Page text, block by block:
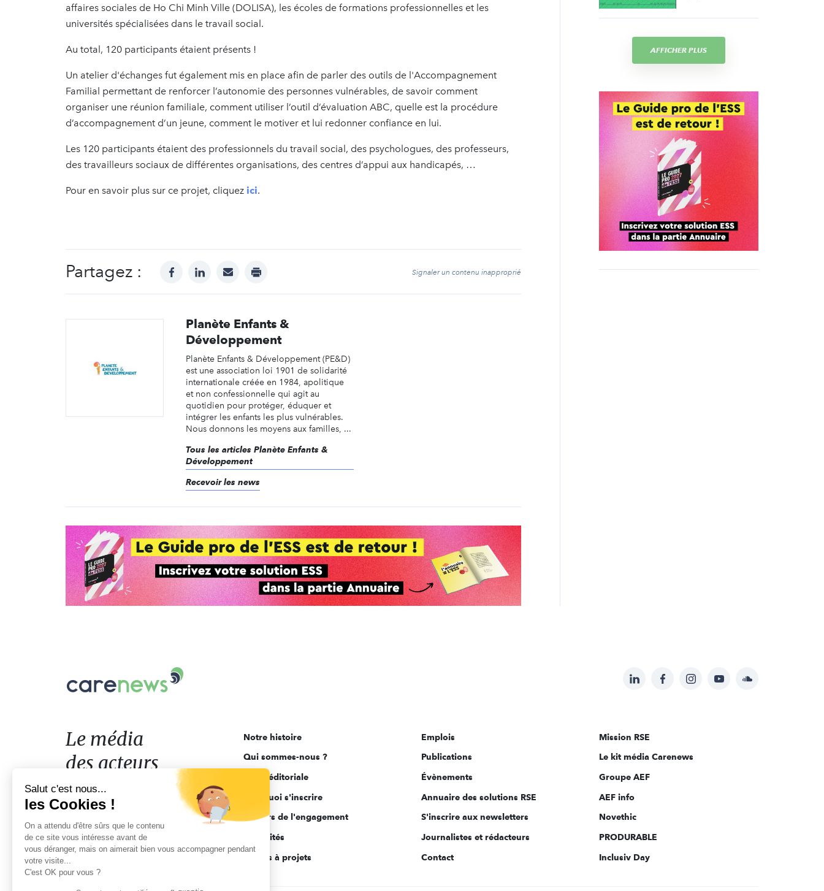
affaires sociales de Ho Chi Minh Ville (DOLISA), les écoles de formations professionnelles et les
universités spécialisées dans le travail social.
Au total, 120 participants étaient présents !
Un atelier d'échanges fut également mis en place afin de parler des outils de l'Accompagnement
Familial permettant de renforcer l’autonomie des personnes vulnérables, de savoir comment
organiser une réunion familiale, comment utiliser l’outil d’évaluation ABC, quelle est la procédure
d’accompagnement d’un jeune, comment le motiver et lui redonner confiance en lui.
Les 120 participants étaient des professionnels du travail social, des psychologues, des professeurs,
des travailleurs sociaux de différentes organisations, des centres d’appui aux handicapés, …
Pour en savoir plus sur ce projet, cliquez ici.
Partagez : facebooklinkedinmail print Signaler un contenu inapproprié
Planète Enfants &
Développement
Planète Enfants & Développement (PE&D)
est une association loi 1901 de solidarité
internationale créée en 1984, apolitique
et non confessionnelle qui agit au
quotidien pour protéger, éduquer et
intégrer les enfants les plus vulnérables.
Nous donnons les moyens aux familles, ...
Tous les articles Planète Enfants &
Développement
Recevoir les news
AFFICHER PLUS
Suivez-
sur:
LinkedInFacebookInstagramYouTubeSoundcloud
Le
acteurs
de
l'engagement
Le média
des acteurs
de l'engagement
Notre histoire
Qui sommes-nous ?
Ligne éditoriale
Pourquoi s'inscrire
Acteurs de l'engagement
Actualités
Appels à projets
Emplois
Publications
Évènements
Annuaire des solutions RSE
S'inscrire aux newsletters
Journalistes et rédacteurs
Contact
Mission RSE
Le kit média Carenews
Groupe AEF
AEF info
Novethic
PRODURABLE
Inclusiv Day
Salut c'est nous...
les Cookies !
On a attendu d'être sûrs que le contenu
de ce site vous intéresse avant de
vous déranger, mais on aimerait bien vous accompagner pendant
votre visite...
C'est OK pour vous ?